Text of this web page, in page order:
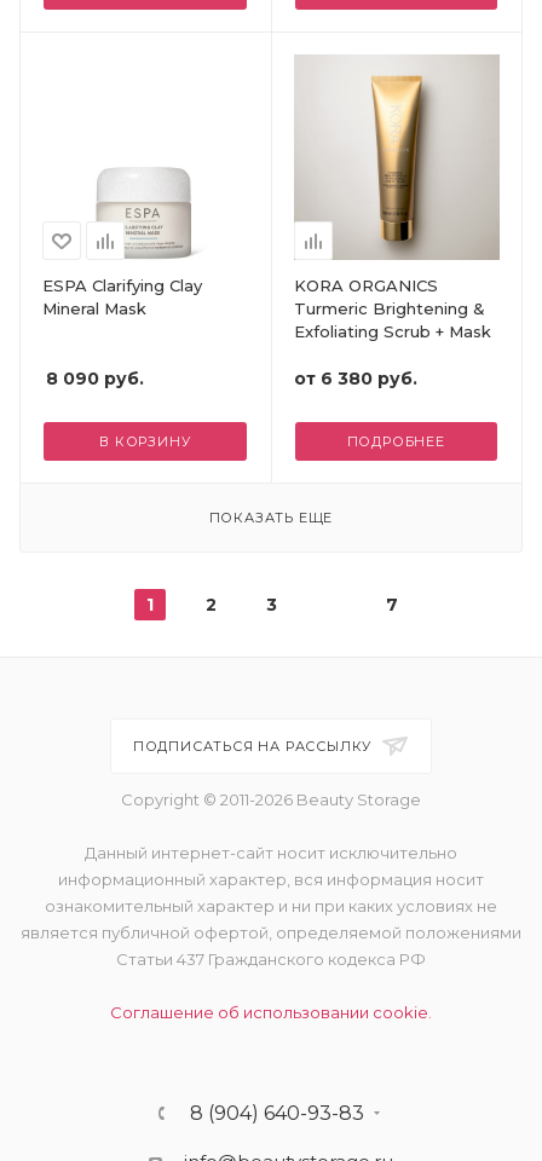
ESPA Clarifying Clay
Mineral Mask
8 090 руб.
В КОРЗИНУ
KORA ORGANICS
Turmeric Brightening &
Exfoliating Scrub + Mask
от 6 380 руб.
ПОДРОБНЕЕ
ПОКАЗАТЬ ЕЩЕ
1 2 3 7
ПОДПИСАТЬСЯ НА РАССЫЛКУ
Copyright © 2011-2026 Beauty Storage
Данный интернет-сайт носит исключительно
информационный характер, вся информация носит
ознакомительный характер и ни при каких условиях не
является публичной офертой, определяемой положениями
Статьи 437 Гражданского кодекса РФ
Соглашение об использовании cookie.
8 (904) 640-93-83